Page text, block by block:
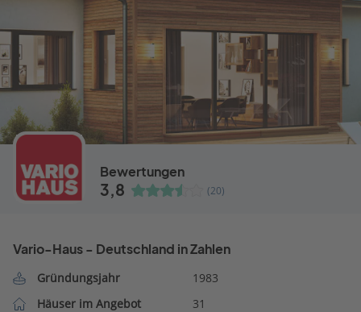
Bewertungen
3,8 (20)
Vario-Haus - Deutschland in Zahlen
Gründungsjahr
1983
Häuser im Angebot
31